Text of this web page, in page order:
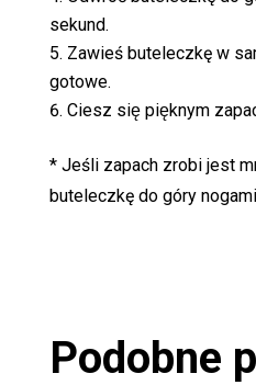
sekund.
Zawieś buteleczkę w
gotowe.
Ciesz się pięknym
* Jeśli zapach zrobi jest
buteleczkę do góry
Podobne